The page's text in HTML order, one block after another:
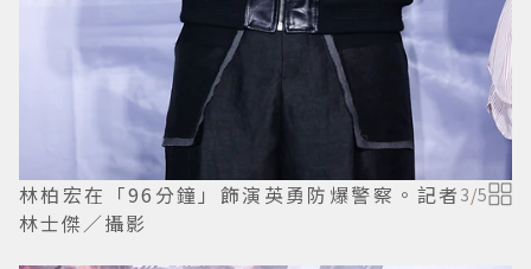
林柏宏在「96分鐘」飾演英勇防爆警察。記者
林士傑／攝影
3/5